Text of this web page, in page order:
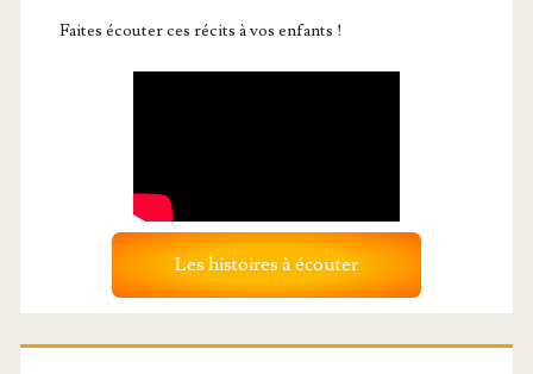
Faites écouter ces récits à vos enfants !
Les histoires à écouter